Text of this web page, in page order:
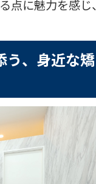
点に魅力を感じ
う、身近な矯